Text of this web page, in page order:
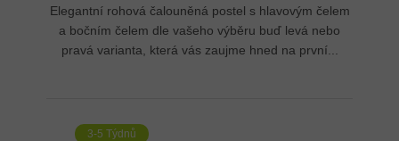
Elegantní rohová čalouněná postel s hlavovým čelem
a bočním čelem dle vašeho výběru buď levá nebo
pravá varianta, která vás zaujme hned na první...
3-5 Týdnů